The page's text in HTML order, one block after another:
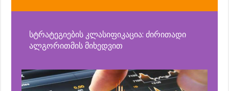
სტრატეგიების კლასიფიკაცია: ძირითადი
ალგორითმის მიხედვით